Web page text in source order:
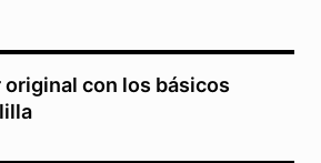
original con los básicos